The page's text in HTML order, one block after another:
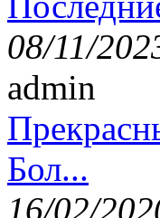
08/11/
admin
Бол...
16/02/